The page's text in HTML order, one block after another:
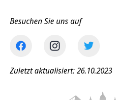
Besuchen Sie uns auf
Zuletzt aktualisiert: 26.10.2023